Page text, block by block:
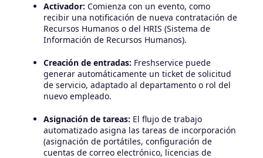
Activador: Comienza con un evento, como
recibir una notificación de nueva contratación de
Recursos Humanos o del HRIS (Sistema de
Información de Recursos Humanos).
Creación de entradas: Freshservice puede
generar automáticamente un ticket de solicitud
de servicio, adaptado al departamento o rol del
nuevo empleado.
Asignación de tareas: El flujo de trabajo
automatizado asigna las tareas de incorporación
(asignación de portátiles, configuración de
cuentas de correo electrónico, licencias de